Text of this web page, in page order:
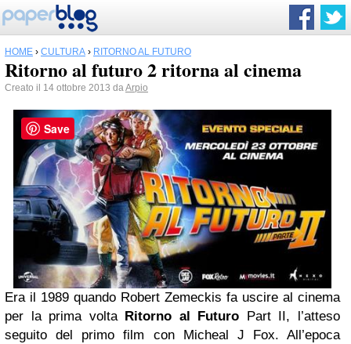
HOME › CULTURA › RITORNO AL FUTURO
Ritorno al futuro 2 ritorna al cinema
Creato il 14 ottobre 2013 daArpio
Era il 1989 quando Robert Zemeckis fa uscire al cinema
per la prima volta Ritorno al Futuro Part II, l’atteso
seguito del primo film con Micheal J Fox. All’epoca
Save